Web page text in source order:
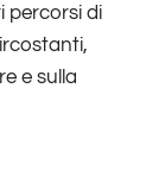
percorsi di
e sulla